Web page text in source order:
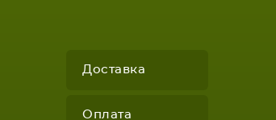
Доставка
Оплата